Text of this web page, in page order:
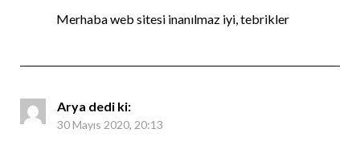
Merhaba web sitesi inanılmaz iyi, tebrikler
Arya dedi ki:
30 Mayıs 2020, 20:13